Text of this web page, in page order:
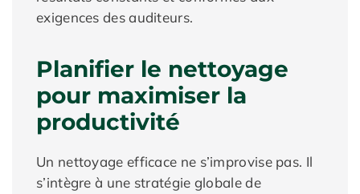
exigences des auditeurs.
Planifier le nettoyage
pour maximiser la
productivité
Un nettoyage efficace ne s’improvise pas. Il
s’intègre à une stratégie globale de